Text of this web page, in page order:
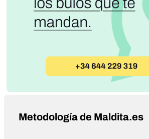
Metodología de Maldita.es